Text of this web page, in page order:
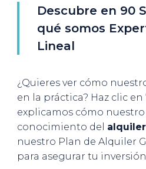
Descubre en 90
qué somos
Lineal
¿Quieres ver cómo
en la práctica? Haz clic en
explicamos cómo
conocimiento del
nuestro Plan de Alquiler
para asegurar tu